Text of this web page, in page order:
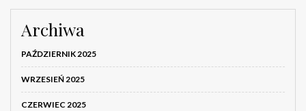
Archiwa
PAŹDZIERNIK 2025
WRZESIEŃ 2025
CZERWIEC 2025